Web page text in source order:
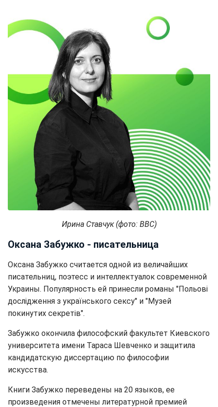
Ирина Ставчук (фото: BBC)
Оксана Забужко - писательница
Оксана Забужко считается одной из величайших
писательниц, поэтесс и интеллектуалок современной
Украины. Популярность ей принесли романы "Польові
дослідження з українського сексу" и "Музей
покинутих секретів".
Забужко окончила философский факультет Киевского
университета имени Тараса Шевченко и защитила
кандидатскую диссертацию по философии
искусства.
Книги Забужко переведены на 20 языков, ее
произведения отмечены литературной премией